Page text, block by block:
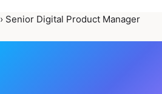
› Senior Digital Product Manager